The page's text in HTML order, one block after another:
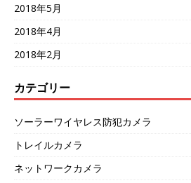
2018年5月
2018年4月
2018年2月
カテゴリー
ソーラーワイヤレス防犯カメラ
トレイルカメラ
ネットワークカメラ